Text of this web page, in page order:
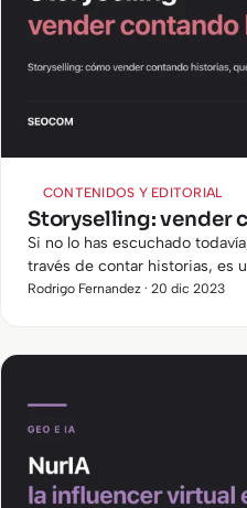
CONTENIDOS Y EDITORIAL
Storyselling: vender
Si no lo has escuchado
través de contar historias, es
que está muy de moda.
Rodrigo Fernandez · 20 dic 2023